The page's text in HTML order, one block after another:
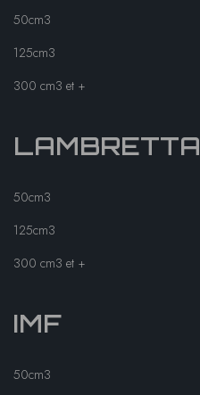
50cm3
125cm3
300 cm3 et +
LAMBRETTA
50cm3
125cm3
300 cm3 et +
IMF
50cm3